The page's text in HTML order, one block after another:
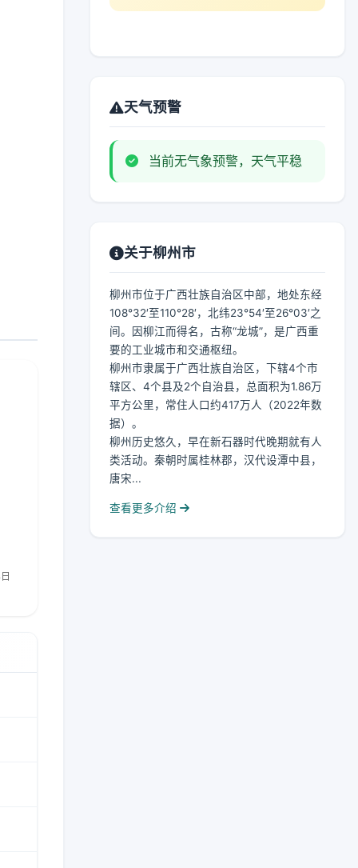
天气预警
当前无气象预警，天气平稳
关于柳州市
柳州市位于广西壮族自治区中部，地处东经
108°32′至110°28′，北纬23°54′至26°03′之
间。因柳江而得名，古称“龙城”，是广西重
要的工业城市和交通枢纽。
柳州市隶属于广西壮族自治区，下辖4个市
辖区、4个县及2个自治县，总面积为1.86万
平方公里，常住人口约417万人（2022年数
据）。
柳州历史悠久，早在新石器时代晚期就有人
类活动。秦朝时属桂林郡，汉代设潭中县，
唐宋...
查看更多介绍